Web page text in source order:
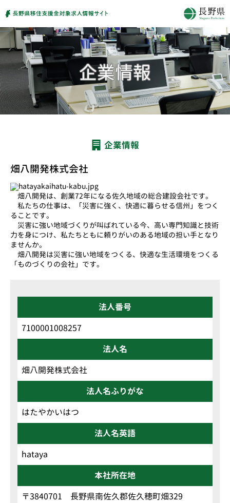
企業情報
畑八開発株式会社
畑八開発は、創業72年になる佐久地域の総合建設会社です。
私たちの仕事は、「災害に強く、快適に暮らせる信州」をつく
ることです。
災害に強い地域づくりが叫ばれている今、高い専門知識と技術
力を身につけ、私たちともに頼りがいのある地域の担い手となり
ませんか。
畑八開発は災害に強い地域をつくる、快適な生活環境をつくる
「ものづくりの会社」です。
法人番号
7100001008257
法人名
畑八開発株式会社
法人名ふりがな
はたやかいはつ
法人名英語
hataya
本社所在地
〒3840701 長野県南佐久郡佐久穂町畑329